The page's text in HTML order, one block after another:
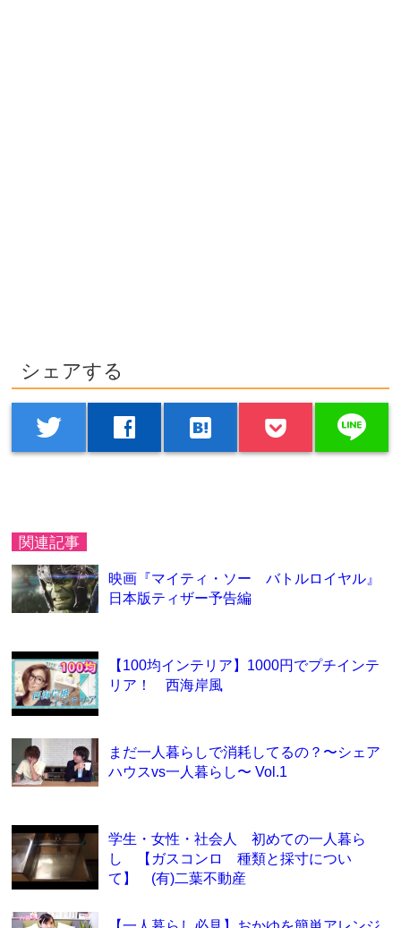
シェアする
twitter facebook hatenabookmark line
関連記事
映画『マイティ・ソー バトルロイヤル』
日本版ティザー予告編
【100均インテリア】1000円でプチインテ
リア！ 西海岸風
まだ一人暮らしで消耗してるの？〜シェア
ハウスvs一人暮らし〜 Vol.1
学生・女性・社会人 初めての一人暮ら
し 【ガスコンロ 種類と採寸につい
て】 (有)二葉不動産